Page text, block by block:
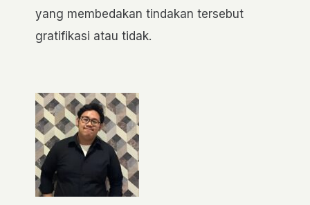
yang membedakan tindakan tersebut
gratifikasi atau tidak.